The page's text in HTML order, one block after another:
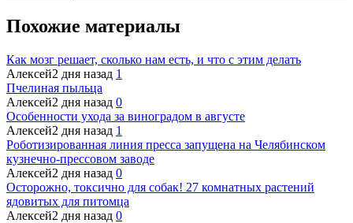
Похожие материалы
Как мозг решает, сколько нам есть, и что с этим делать
Алексей2 дня назад 1
Пчелиная пыльца
Алексей2 дня назад 0
Особенности ухода за виноградом в августе
Алексей2 дня назад 1
Роботизированная линия пресса запущена на Челябинском
кузнечно-прессовом заводе
Алексей2 дня назад 0
Осторожно, токсично для собак! 27 комнатных растений
ядовитых для питомца
Алексей2 дня назад 0